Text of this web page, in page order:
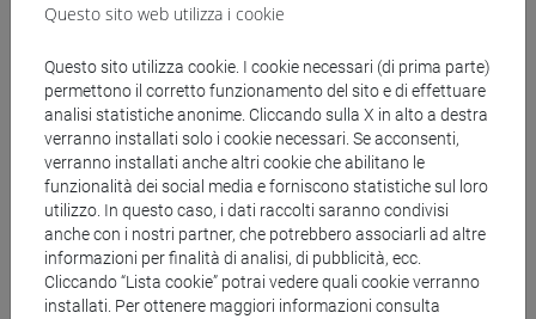
Prof. Martin Kern
Visiting Scholar
Princeton University [ENG]
Profilo accademico del prof. Martin
Kern
Questo sito web utilizza i cookie
Questo sito utilizza cookie. I cookie necessari (di prima parte)
permettono il corretto funzionamento del sito e di effettuare
analisi statistiche anonime. Cliccando sulla X in alto a destra
verranno installati solo i cookie necessari. Se acconsenti,
verranno installati anche altri cookie che abilitano le
funzionalità dei social media e forniscono statistiche sul loro
utilizzo. In questo caso, i dati raccolti saranno condivisi
anche con i nostri partner, che potrebbero associarli ad altre
informazioni per finalità di analisi, di pubblicità, ecc.
Cliccando “Lista cookie” potrai vedere quali cookie verranno
installati. Per ottenere maggiori informazioni consulta